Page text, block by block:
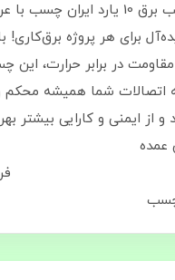
برای هر پروژه برق‌کاری!
در برابر حرارت، این
اتصالات شما همیشه محکم
و از ایمنی و کارایی بیشتر
چسب برق
چسب